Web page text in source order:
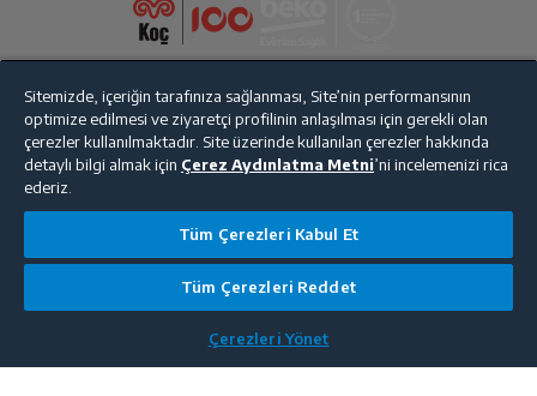
Bize Ulaşın Kişisel Verilerin Korunması İşlem Rehberi
Satış Sözleşmesi
© 2025 beko.com.tr
Sitemizde, içeriğin tarafınıza sağlanması, Site’nin performansının
optimize edilmesi ve ziyaretçi profilinin anlaşılması için gerekli olan
çerezler kullanılmaktadır. Site üzerinde kullanılan çerezler hakkında
detaylı bilgi almak için Çerez Aydınlatma Metni’ni incelemenizi rica
ederiz.
Tüm Çerezleri Kabul Et
Tüm Çerezleri Reddet
Çerezleri Yönet